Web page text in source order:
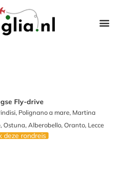
Fly-drive
Polignano a mare, Martina
Ostuna, Alberobello, Oranto, Lecce
deze rondreis